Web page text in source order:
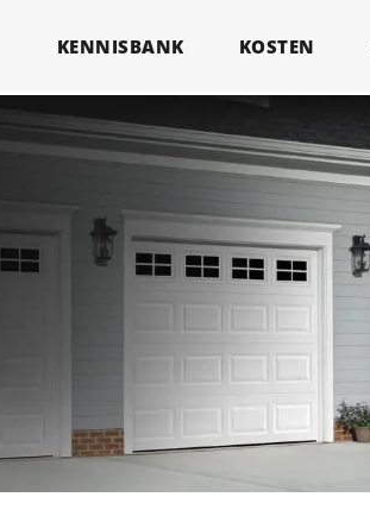
KENNISBANK KOSTEN